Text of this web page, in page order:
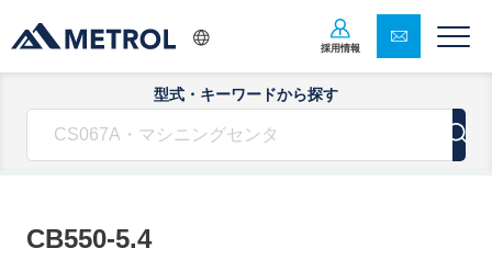
採用情報
型式・キーワードから探す
CB550-5.4